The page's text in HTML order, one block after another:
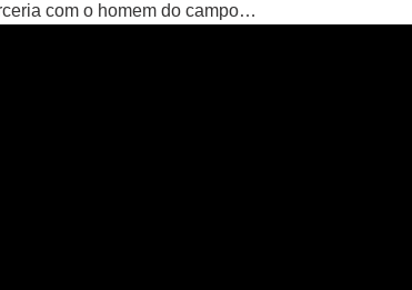
com o homem do campo…